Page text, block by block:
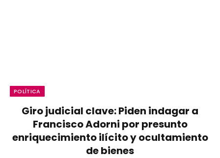
POLÍTICA
Giro judicial clave: Piden indagar a
Francisco Adorni por presunto
enriquecimiento ilícito y ocultamiento
de bienes